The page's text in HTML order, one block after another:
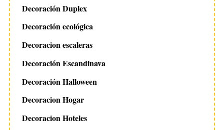
Decoración Duplex
Decoración ecológica
Decoracion escaleras
Decoración Escandinava
Decoración Halloween
Decoracion Hogar
Decoracion Hoteles